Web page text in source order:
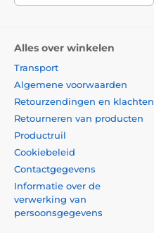
Alles over winkelen
Transport
Algemene voorwaarden
Retourzendingen en klachten
Retourneren van producten
Productruil
Cookiebeleid
Contactgegevens
Informatie over de
verwerking van
persoonsgegevens